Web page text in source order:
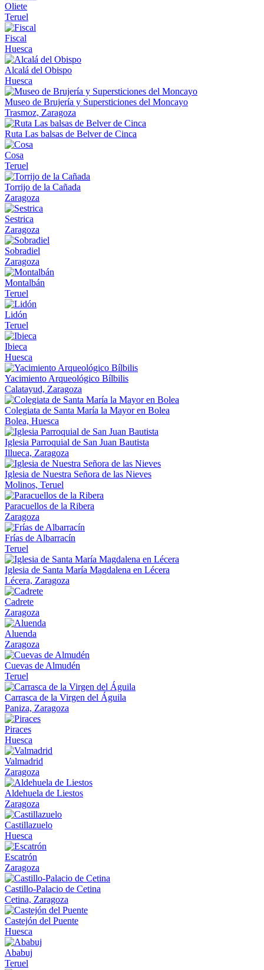
Oliete
Teruel
Fiscal
Huesca
Alcalá del Obispo
Huesca
Museo de Brujería y Supersticiones del Moncayo
Trasmoz, Zaragoza
Ruta Las balsas de Belver de Cinca
Cosa
Teruel
Torrijo de la Cañada
Zaragoza
Sestrica
Zaragoza
Sobradiel
Zaragoza
Montalbán
Teruel
Lidón
Teruel
Ibieca
Huesca
Yacimiento Arqueológico Bílbilis
Calatayud, Zaragoza
Colegiata de Santa María la Mayor en Bolea
Bolea, Huesca
Iglesia Parroquial de San Juan Bautista
Illueca, Zaragoza
Iglesia de Nuestra Señora de las Nieves
Molinos, Teruel
Paracuellos de la Ribera
Zaragoza
Frías de Albarracín
Teruel
Iglesia de Santa María Magdalena en Lécera
Lécera, Zaragoza
Cadrete
Zaragoza
Aluenda
Zaragoza
Cuevas de Almudén
Teruel
Carrasca de la Virgen del Águila
Paniza, Zaragoza
Piraces
Huesca
Valmadrid
Zaragoza
Aldehuela de Liestos
Zaragoza
Castillazuelo
Huesca
Escatrón
Zaragoza
Castillo-Palacio de Cetina
Cetina, Zaragoza
Castejón del Puente
Huesca
Ababuj
Teruel